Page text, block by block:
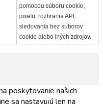
pomocou súboru cookie,
pixelu, rozhrania API,
sledovania bez súborov
cookie alebo iných zdrojov.
poskytovanie našich
sa nastavujú len na